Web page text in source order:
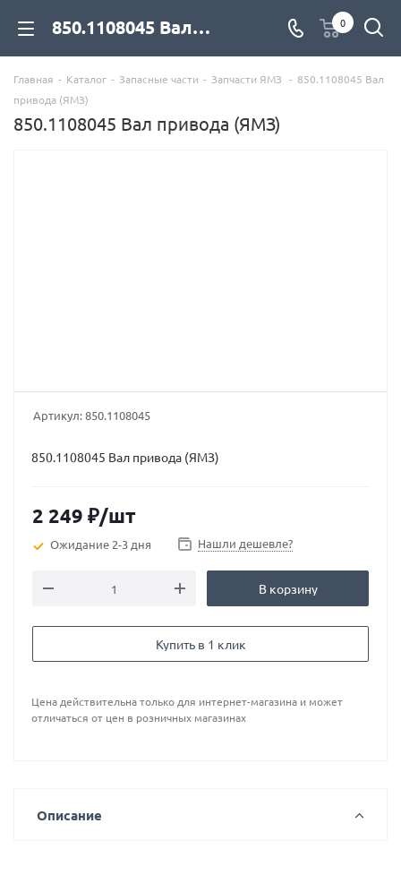
850.1108045 Вал привода (ЯМЗ) для дизельных двигателей купить со склада с доставкой по цене официального дилера - компания Дизель Экспорт 0
Главная - Каталог - Запасные части - Запчасти ЯМЗ - 850.1108045 Вал
привода (ЯМЗ)
850.1108045 Вал привода (ЯМЗ)
Артикул:850.1108045
850.1108045 Вал привода (ЯМЗ)
2 249 ₽/шт
Ожидание 2-3 дня Нашли дешевле?
В корзину
Купить в 1 клик
Цена действительна только для интернет-магазина и может
отличаться от цен в розничных магазинах
Описание